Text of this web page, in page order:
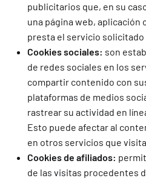
publicitarios que, en su
una página web, aplicación
presta el servicio solicitado
Cookies sociales: son
de redes sociales en los
compartir contenido con
plataformas de medios
rastrear su actividad en
Esto puede afectar al
en otros servicios que visita.
Cookies de afiliados:
de las visitas procedentes